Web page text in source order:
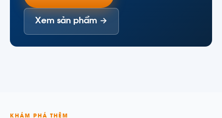
Xem sản phẩm →
KHÁM PHÁ THÊM